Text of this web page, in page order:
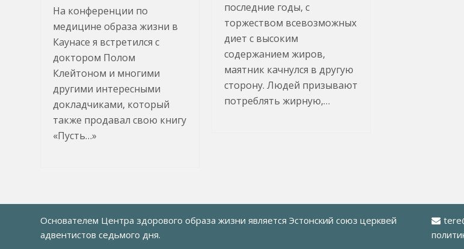
На конференции по
медицине образа жизни в
Каунасе я встретился с
доктором Полом
Клейтоном и многими
другими интересными
докладчиками, который
также продавал свою книгу
«Пусть…»
последние годы, с
торжеством всевозможных
диет с высоким
содержанием жиров,
маятник качнулся в другую
сторону. Людей призывают
потреблять жирную,…
Основателем Центра здорового образа жизни являетсяЭстонский союз церквей
адвентистов седьмого дня.